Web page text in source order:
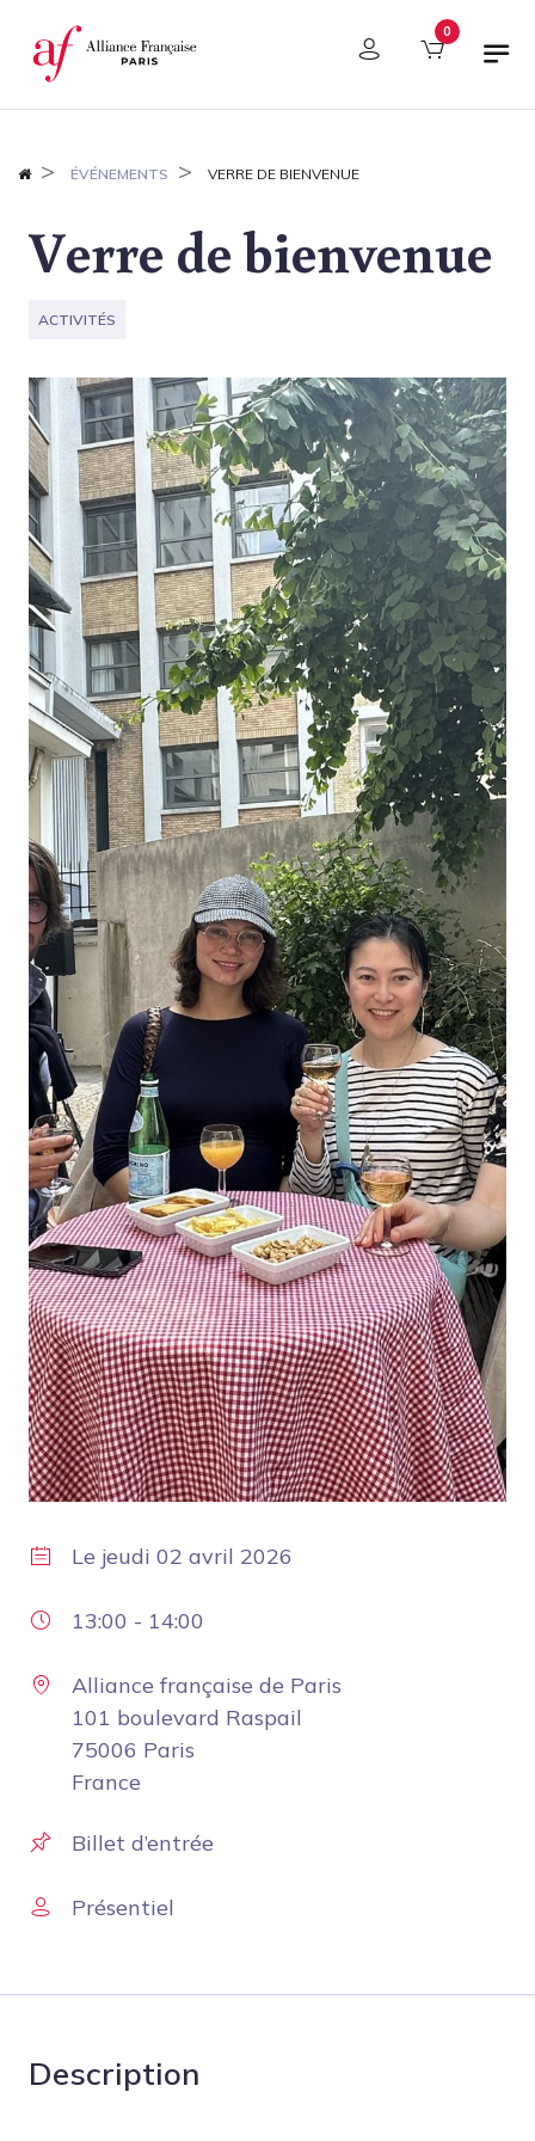
Panneau de gestion des cookies 0
ÉVÉNEMENTS VERRE DE BIENVENUE
Verre de bienvenue
ACTIVITÉS
Le jeudi 02 avril 2026
13:00 - 14:00
Alliance française de Paris
101 boulevard Raspail
75006 Paris
France
Billet d’entrée
Présentiel
Description